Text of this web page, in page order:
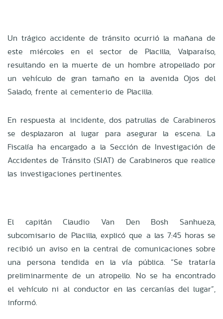
Un trágico accidente de tránsito ocurrió la mañana de
este miércoles en el sector de Placilla, Valparaíso,
resultando en la muerte de un hombre atropellado por
un vehículo de gran tamaño en la avenida Ojos del
Salado, frente al cementerio de Placilla.
En respuesta al incidente, dos patrullas de Carabineros
se desplazaron al lugar para asegurar la escena. La
Fiscalía ha encargado a la Sección de Investigación de
Accidentes de Tránsito (SIAT) de Carabineros que realice
las investigaciones pertinentes.
El capitán Claudio Van Den Bosh Sanhueza,
subcomisario de Placilla, explicó que a las 7:45 horas se
recibió un aviso en la central de comunicaciones sobre
una persona tendida en la vía pública. “Se trataría
preliminarmente de un atropello. No se ha encontrado
el vehículo ni al conductor en las cercanías del lugar”,
informó.